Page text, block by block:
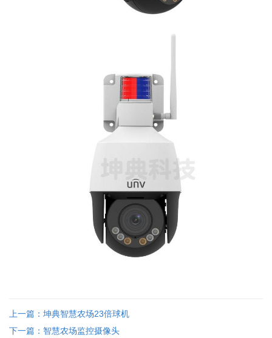
上一篇：坤典智慧农场23倍球机
下一篇：智慧农场监控摄像头